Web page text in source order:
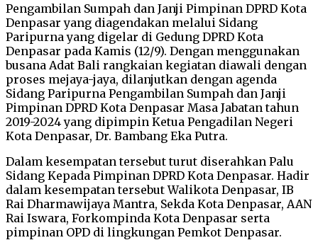
Pengambilan Sumpah dan Janji Pimpinan DPRD Kota
Denpasar yang diagendakan melalui Sidang
Paripurna yang digelar di Gedung DPRD Kota
Denpasar pada Kamis (12/9). Dengan menggunakan
busana Adat Bali rangkaian kegiatan diawali dengan
proses mejaya-jaya, dilanjutkan dengan agenda
Sidang Paripurna Pengambilan Sumpah dan Janji
Pimpinan DPRD Kota Denpasar Masa Jabatan tahun
2019-2024 yang dipimpin Ketua Pengadilan Negeri
Kota Denpasar, Dr. Bambang Eka Putra.
Dalam kesempatan tersebut turut diserahkan Palu
Sidang Kepada Pimpinan DPRD Kota Denpasar. Hadir
dalam kesempatan tersebut Walikota Denpasar, IB
Rai Dharmawijaya Mantra, Sekda Kota Denpasar, AAN
Rai Iswara, Forkompinda Kota Denpasar serta
pimpinan OPD di lingkungan Pemkot Denpasar.